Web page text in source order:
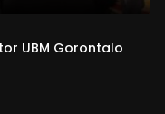
UBM Gorontalo